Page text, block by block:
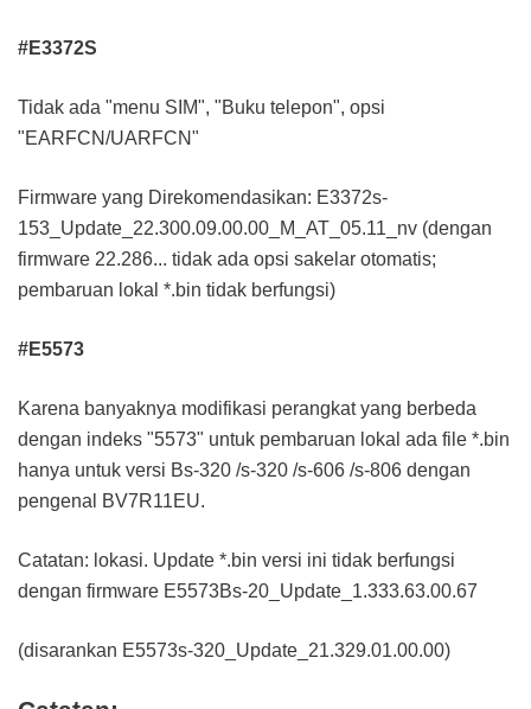
#E3372S
Tidak ada "menu SIM", "Buku telepon", opsi
"EARFCN/UARFCN"
Firmware yang Direkomendasikan: E3372s-
153_Update_22.300.09.00.00_M_AT_05.11_nv (dengan
firmware 22.286... tidak ada opsi sakelar otomatis;
pembaruan lokal *.bin tidak berfungsi)
#E5573
Karena banyaknya modifikasi perangkat yang berbeda
dengan indeks "5573" untuk pembaruan lokal ada file *.bin
hanya untuk versi Bs-320 /s-320 /s-606 /s-806 dengan
pengenal BV7R11EU.
Catatan: lokasi. Update *.bin versi ini tidak berfungsi
dengan firmware E5573Bs-20_Update_1.333.63.00.67
(disarankan E5573s-320_Update_21.329.01.00.00)